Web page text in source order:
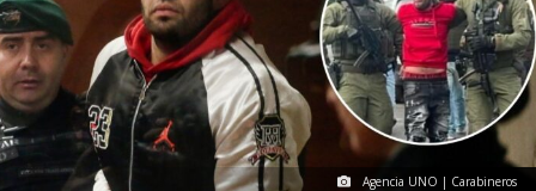
Agencia UNO | Carabineros